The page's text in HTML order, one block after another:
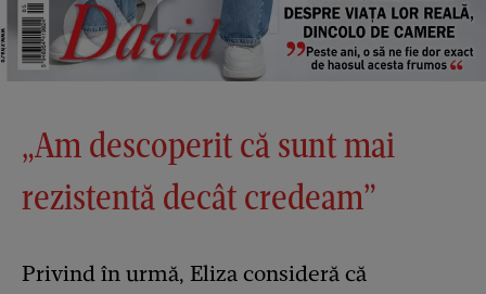
„Am descoperit că sunt mai
rezistentă decât credeam”
Privind în urmă, Eliza consideră că